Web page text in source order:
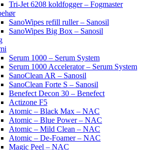
Tri-Jet 6208 koldfogger – Fogmaster
SanoWipes refill ruller – Sanosil
SanoWipes Big Box – Sanosil
Serum 1000 – Serum System
Serum 1000 Accelerator – Serum System
SanoClean AR – Sanosil
SanoClean Forte S – Sanosil
Benefect Decon 30 – Benefect
Actizone F5
Atomic – Black Max – NAC
Atomic – Blue Power – NAC
Atomic – Mild Clean – NAC
Atomic – De-Foamer – NAC
Magic Peel – NAC